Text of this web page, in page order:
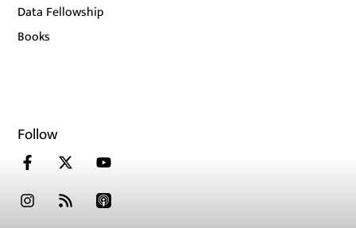
Data Fellowship
Books
Follow